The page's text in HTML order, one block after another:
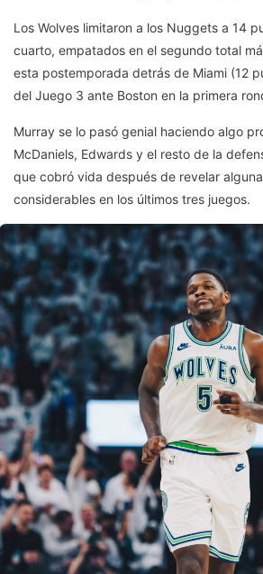
Los Wolves limitaron a los Nuggets a 14
cuarto, empatados en el segundo total
esta postemporada detrás de Miami (12
del Juego 3 ante Boston en la primera
Murray se lo pasó genial haciendo algo
McDaniels, Edwards y el resto de la
que cobró vida después de revelar
considerables en los últimos tres juegos.